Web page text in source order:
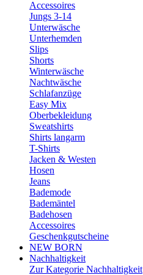
Accessoires
Jungs 3-14
Unterwäsche
Unterhemden
Slips
Shorts
Winterwäsche
Nachtwäsche
Schlafanzüge
Easy Mix
Oberbekleidung
Sweatshirts
Shirts langarm
T-Shirts
Jacken & Westen
Hosen
Jeans
Bademode
Bademäntel
Badehosen
Accessoires
Geschenkgutscheine
NEW BORN
Nachhaltigkeit
Zur Kategorie Nachhaltigkeit